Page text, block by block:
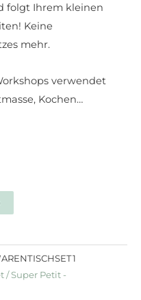
folgt Ihrem kleinen
Keine
mehr.
verwendet
Kochen…
/ Super Petit -